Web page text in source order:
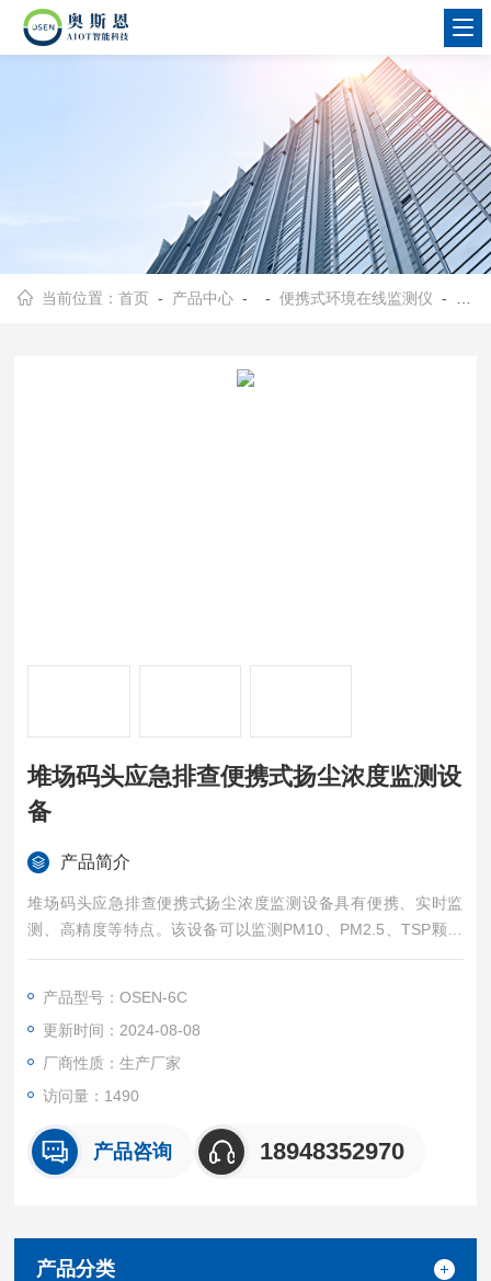
当前位置：首页 - 产品中心 - -便携式环境在线监测仪 - OSEN-6C堆场码头应急排查便携式扬尘浓度监测设备
堆场码头应急排查便携式扬尘浓度监测设
备
产品简介
堆场码头应急排查便携式扬尘浓度监测设备具有便携、实时监
测、高精度等特点。该设备可以监测PM10、PM2.5、TSP颗粒
物的浓度，可以有效地帮助人们了解空气质量的情况。
产品型号：OSEN-6C
更新时间：2024-08-08
厂商性质：生产厂家
访问量：1490
产品咨询 18948352970
产品分类